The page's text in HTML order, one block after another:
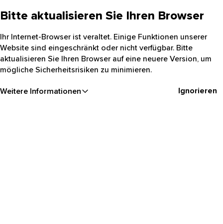
Bitte aktualisieren Sie Ihren Browser
Ihr Internet-Browser ist veraltet. Einige Funktionen unserer
Website sind eingeschränkt oder nicht verfügbar. Bitte
aktualisieren Sie Ihren Browser auf eine neuere Version, um
mögliche Sicherheitsrisiken zu minimieren.
Weitere Informationen Ignorieren